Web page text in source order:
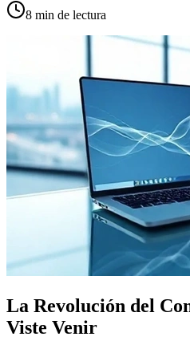
8 min de lectura
La Revolución del
Viste Venir